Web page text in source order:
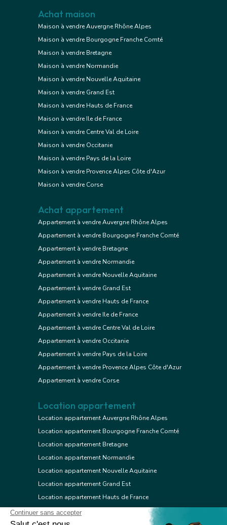
Achat maison
Maison à vendre Auvergne Rhône Alpes
Maison à vendre Bourgogne Franche Comté
Maison à vendre Bretagne
Maison à vendre Normandie
Maison à vendre Nouvelle Aquitaine
Maison à vendre Grand Est
Maison à vendre Hauts de France
Maison à vendre Ile de France
Maison à vendre Centre Val de Loire
Maison à vendre Occitanie
Maison à vendre Pays de la Loire
Maison à vendre Provence Alpes Côte d'Azur
Maison à vendre Corse
Achat appartement
Appartement à vendre Auvergne Rhône Alpes
Appartement à vendre Bourgogne Franche Comté
Appartement à vendre Bretagne
Appartement à vendre Normandie
Appartement à vendre Nouvelle Aquitaine
Appartement à vendre Grand Est
Appartement à vendre Hauts de France
Appartement à vendre Ile de France
Appartement à vendre Centre Val de Loire
Appartement à vendre Occitanie
Appartement à vendre Pays de la Loire
Appartement à vendre Provence Alpes Côte d'Azur
Appartement à vendre Corse
Location appartement
Location appartement Auvergne Rhône Alpes
Location appartement Bourgogne Franche Comté
Location appartement Bretagne
Location appartement Normandie
Location appartement Nouvelle Aquitaine
Location appartement Grand Est
Location appartement Hauts de France
Location appartement Ile de France